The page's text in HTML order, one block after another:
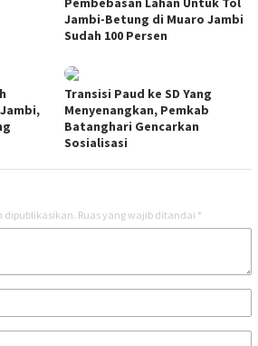
Jambi-Betung di Muaro Jambi
Sudah 100 Persen
Transisi Paud ke SD Yang
Menyenangkan, Pemkab
Batanghari Gencarkan
Sosialisasi
dipublikasikan. Ruas yang wajib ditandai *